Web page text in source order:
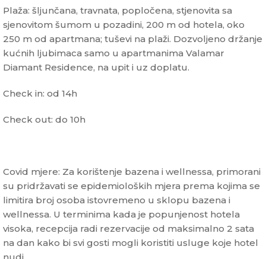
Plaža: šljunčana, travnata, popločena, stjenovita sa
sjenovitom šumom u pozadini, 200 m od hotela, oko
250 m od apartmana; tuševi na plaži. Dozvoljeno držanje
kućnih ljubimaca samo u apartmanima Valamar
Diamant Residence, na upit i uz doplatu.
Check in: od 14h
Check out: do 10h
Covid mjere: Za korištenje bazena i wellnessa, primorani
su pridržavati se epidemioloških mjera prema kojima se
limitira broj osoba istovremeno u sklopu bazena i
wellnessa. U terminima kada je popunjenost hotela
visoka, recepcija radi rezervacije od maksimalno 2 sata
na dan kako bi svi gosti mogli koristiti usluge koje hotel